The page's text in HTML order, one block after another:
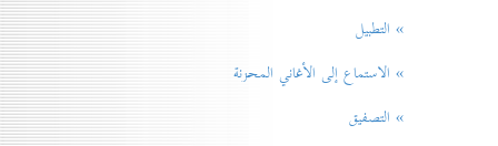
» التطبيل
» الاستماع إلى الأغاني المحزنة
» التصفيق